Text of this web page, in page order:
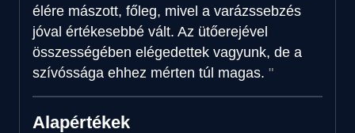
élére mászott, főleg, mivel a varázssebzés
jóval értékesebbé vált. Az ütőerejével
összességében elégedettek vagyunk, de a
szívóssága ehhez mérten túl magas.
Alapértékek